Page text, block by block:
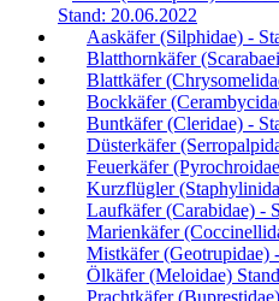
Stand: 20.06.2022
Aaskäfer (Silphidae) -
Blatthornkäfer
Blattkäfer
Bockkäfer
Buntkäfer (Cleridae) -
Düsterkäfer
Feuerkäfer
Kurzflügler
Laufkäfer (Carabidae) -
Marienkäfer
Mistkäfer (Geotrupidae)
Ölkäfer (Meloidae)
Prachtkäfer